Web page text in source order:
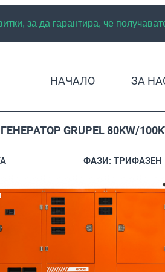
за да гарантира, че
НАЧАЛО ЗА
GRUPEL 80KW/
ФАЗИ: ТРИФАЗЕН